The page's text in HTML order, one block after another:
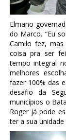
Elmano
do Marco. “Eu
Camilo fez,
coisa pra ser
tempo integral
melhores
fazer 100% das
desafio da
municípios o
Roger já pode
ter a sua